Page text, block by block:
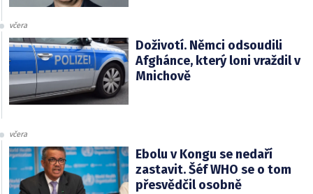
včera
Doživotí. Němci odsoudili
Afghánce, který loni vraždil v
Mnichově
včera
Ebolu v Kongu se nedaří
zastavit. Šéf WHO se o tom
přesvědčil osobně